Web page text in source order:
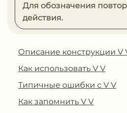
Для обозначения
действия.
Описание конструкции V
Как использовать V V
Типичные ошибки с V V
Как запомнить V V